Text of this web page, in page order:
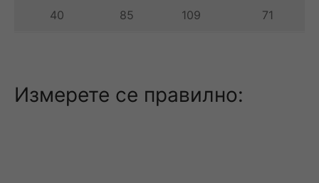
40 85 109 71
Измерете се правилно: